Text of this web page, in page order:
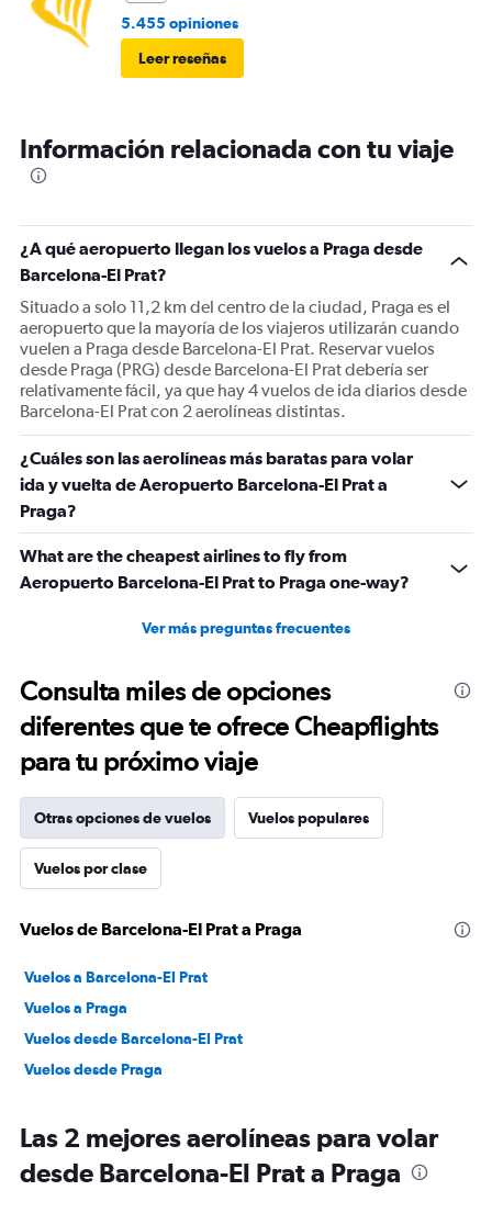
5.455 opiniones
Leer reseñas
Información relacionada con tu viaje
¿A qué aeropuerto llegan los vuelos a Praga desde
Barcelona-El Prat?
Situado a solo 11,2 km del centro de la ciudad, Praga es el
aeropuerto que la mayoría de los viajeros utilizarán cuando
vuelen a Praga desde Barcelona-El Prat. Reservar vuelos
desde Praga (PRG) desde Barcelona-El Prat debería ser
relativamente fácil, ya que hay 4 vuelos de ida diarios desde
Barcelona-El Prat con 2 aerolíneas distintas.
¿Cuáles son las aerolíneas más baratas para volar
ida y vuelta de Aeropuerto Barcelona-El Prat a
Praga?
What are the cheapest airlines to fly from
Aeropuerto Barcelona-El Prat to Praga one-way?
Ver más preguntas frecuentes
Consulta miles de opciones
diferentes que te ofrece Cheapflights
para tu próximo viaje
Otras opciones de vuelos Vuelos populares
Vuelos por clase
Vuelos de Barcelona-El Prat a Praga
Vuelos a Barcelona-El Prat
Vuelos a Praga
Vuelos desde Barcelona-El Prat
Vuelos desde Praga
Las 2 mejores aerolíneas para volar
desde Barcelona-El Prat a Praga